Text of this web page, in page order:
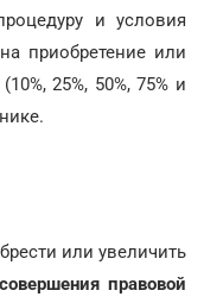
и условия
приобретение или
25%, 50%, 75% и
или увеличить
правовой